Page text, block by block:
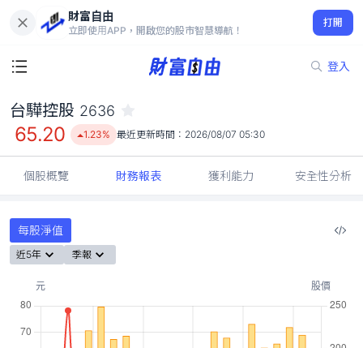
財富自由
立即使用APP，開啟您的股市智慧導航！
打開
登入
65.20
1.23%
台驊控股 2636
65.20 1.23% 最近更新時間： 2026/08/07 05:30
個股概覽 財務報表 獲利能力 安全性分析
每股淨值
近5年 季報